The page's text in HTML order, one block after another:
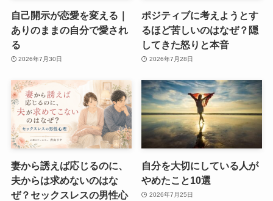
自己開示が恋愛を変える｜
ありのままの自分で愛され
る
2026年7月30日
ポジティブに考えようとす
るほど苦しいのはなぜ？隠
してきた怒りと本音
2026年7月28日
妻から誘えば応じるのに、
夫からは求めないのはな
ぜ？セックスレスの男性心
自分を大切にしている人が
やめたこと10選
2026年7月25日